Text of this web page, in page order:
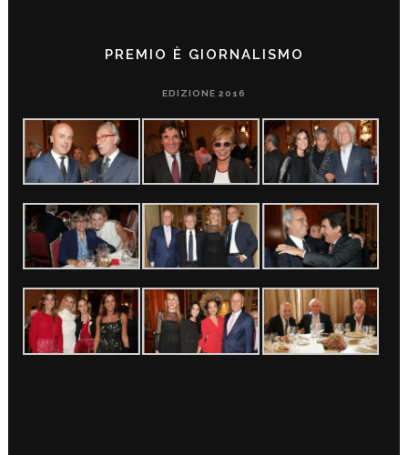
PREMIO È GIORNALISMO
EDIZIONE 2016